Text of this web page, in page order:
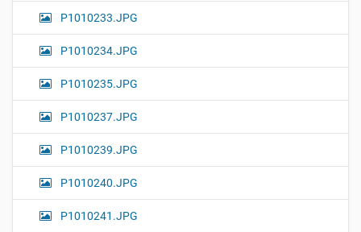
P1010233.JPG
P1010234.JPG
P1010235.JPG
P1010237.JPG
P1010239.JPG
P1010240.JPG
P1010241.JPG